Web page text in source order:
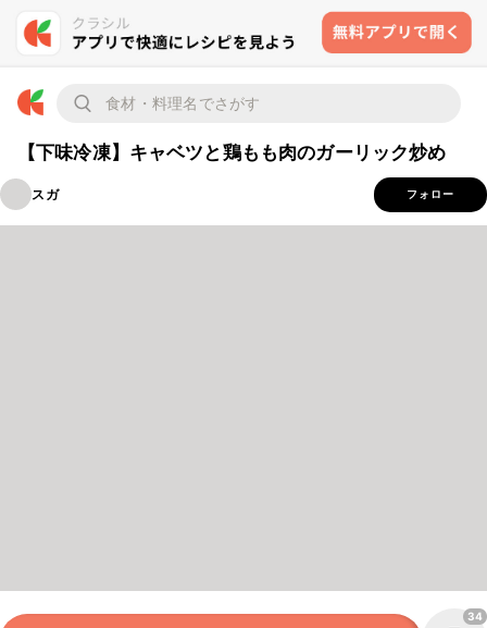
【下味冷凍】キャベツと鶏もも肉のガーリック炒め
スガ フォロー
34